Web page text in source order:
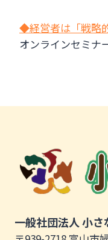
◆経営者は「戦略
オンラインセミ
一般社団法人 小